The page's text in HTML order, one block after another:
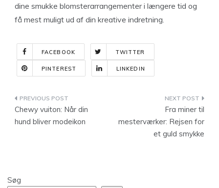
dine smukke blomsterarrangementer i længere tid og
få mest muligt ud af din kreative indretning.
FACEBOOK TWITTER
PINTEREST LINKEDIN
Indlægsnavigation
Chewy vuiton: Når din
hund bliver modeikon
Fra miner til
mesterværker: Rejsen for
et guld smykke
Søg